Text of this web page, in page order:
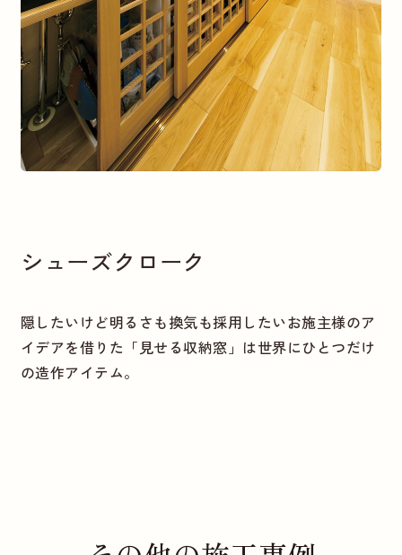
シューズクローク
隠したいけど明るさも換気も採用したいお施主様のア
イデアを借りた「見せる収納窓」は世界にひとつだけ
の造作アイテム。